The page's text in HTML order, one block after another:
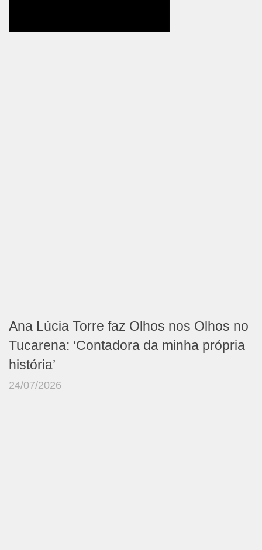
Ana Lúcia Torre faz Olhos nos Olhos no
Tucarena: ‘Contadora da minha própria
história’
24/07/2026